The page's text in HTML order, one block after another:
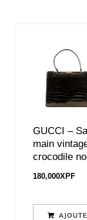
GUCCI –
main
crocodile
180,000XPF